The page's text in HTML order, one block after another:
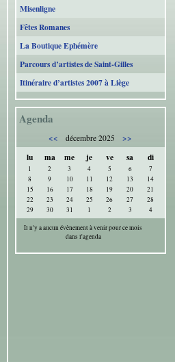
Misenligne
Fêtes Romanes
La Boutique Ephémère
Parcours d’artistes de Saint-Gilles
Itinéraire d’artistes 2007 à Liège
Agenda
<< décembre 2025
>>
lu
ma me je ve sa di
1 2 3 4 5 6
7
8
9 10 11 12 13
14
15
16 17 18 19 20
21
22
23 24 25 26 27
28
29
30 31 1 2 3
4
Il n'y a aucun évènement à venir pour ce mois
dans l'agenda